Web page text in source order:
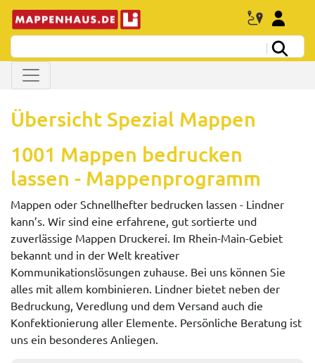
Übersicht Spezial Mappen
1001 Mappen bedrucken
lassen - Mappenprogramm
Mappen oder Schnellhefter bedrucken lassen - Lindner
kann’s. Wir sind eine erfahrene, gut sortierte und
zuverlässige Mappen Druckerei. Im Rhein-Main-Gebiet
bekannt und in der Welt kreativer
Kommunikationslösungen zuhause. Bei uns können Sie
alles mit allem kombinieren. Lindner bietet neben der
Bedruckung, Veredlung und dem Versand auch die
Konfektionierung aller Elemente. Persönliche Beratung ist
uns ein besonderes Anliegen.